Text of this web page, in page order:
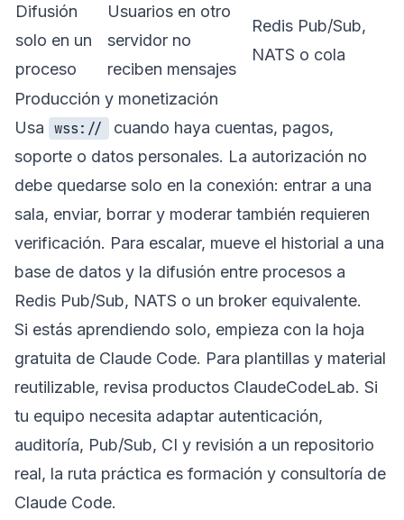
Difusión
solo en un
proceso
Usuarios en otro
servidor no
reciben mensajes
Redis Pub/Sub,
NATS o cola
Producción y monetización
Usa wss://
cuando haya cuentas, pagos,
soporte o datos personales. La autorización no
debe quedarse solo en la conexión: entrar a una
sala, enviar, borrar y moderar también requieren
verificación. Para escalar, mueve el historial a una
base de datos y la difusión entre procesos a
Redis Pub/Sub, NATS o un broker equivalente.
Si estás aprendiendo solo, empieza con la hoja
gratuita de Claude Code. Para plantillas y material
reutilizable, revisa productos ClaudeCodeLab. Si
tu equipo necesita adaptar autenticación,
auditoría, Pub/Sub, CI y revisión a un repositorio
real, la ruta práctica es formación y consultoría de
Claude Code.